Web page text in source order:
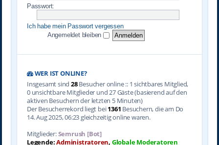
Passwort:
Ich habe mein Passwort vergessen
Angemeldet bleiben
WER IST ONLINE?
Insgesamt sind 28Besucher online :: 1 sichtbares Mitglied,
0 unsichtbare Mitglieder und 27 Gäste (basierend auf den
aktiven Besuchern der letzten 5 Minuten)
Der Besucherrekord liegt bei1361 Besuchern, die am Do
14. Aug 2025, 06:23 gleichzeitig online waren.
Mitglieder:Semrush [Bot]
Legende:Administratoren, Globale Moderatoren